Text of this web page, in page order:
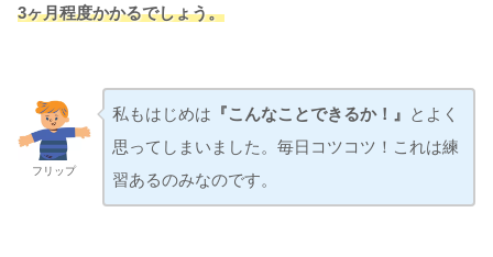
3ヶ月程度かかるでしょう。
フリップ
私もはじめは 『こんなことできるか！』 とよく
思ってしまいました。毎日コツコツ！これは練
習あるのみなのです。